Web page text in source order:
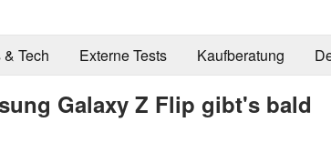
Tech Externe Tests Kaufberatung
Galaxy Z Flip gibt's bald